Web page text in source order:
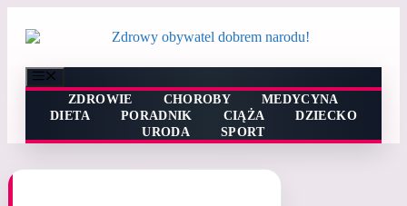
treści
ZDROWIE
CHOROBY
MEDYCYNA
DIETA
PORADNIK CIĄŻA
DZIECKO
URODA
SPORT